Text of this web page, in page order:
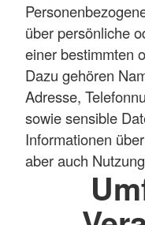
über persönliche
einer bestimmten
Dazu gehören
Adresse,
sowie sensible
Informationen
aber auch